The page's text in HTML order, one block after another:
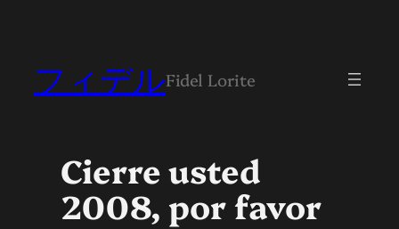
フィデルFidel Lorite
Cierre usted
2008, por favor